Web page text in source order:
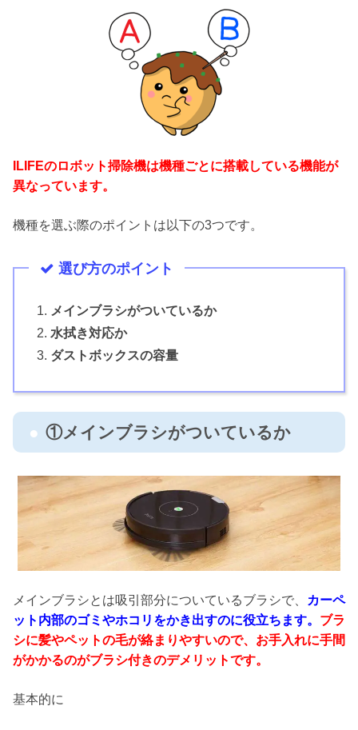
ILIFEのロボット掃除機は機種ごとに搭載している機能が
異なっています。
機種を選ぶ際のポイントは以下の3つです。
選び方のポイント
メインブラシがついているか
水拭き対応か
ダストボックスの容量
①メインブラシがついているか
メインブラシとは吸引部分についているブラシで、
カーペ
ット内部のゴミやホコリをかき出すのに役立ちます。 ブラ
シに髪やペットの毛が絡まりやすいので、お手入れに手間
がかかるのがブラシ付きのデメリットです。
基本的に